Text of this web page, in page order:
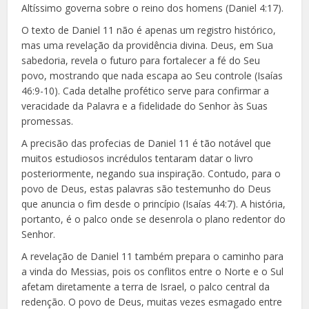
Altíssimo governa sobre o reino dos homens (Daniel 4:17).
O texto de Daniel 11 não é apenas um registro histórico,
mas uma revelação da providência divina. Deus, em Sua
sabedoria, revela o futuro para fortalecer a fé do Seu
povo, mostrando que nada escapa ao Seu controle (Isaías
46:9-10). Cada detalhe profético serve para confirmar a
veracidade da Palavra e a fidelidade do Senhor às Suas
promessas.
A precisão das profecias de Daniel 11 é tão notável que
muitos estudiosos incrédulos tentaram datar o livro
posteriormente, negando sua inspiração. Contudo, para o
povo de Deus, estas palavras são testemunho do Deus
que anuncia o fim desde o princípio (Isaías 44:7). A história,
portanto, é o palco onde se desenrola o plano redentor do
Senhor.
A revelação de Daniel 11 também prepara o caminho para
a vinda do Messias, pois os conflitos entre o Norte e o Sul
afetam diretamente a terra de Israel, o palco central da
redenção. O povo de Deus, muitas vezes esmagado entre